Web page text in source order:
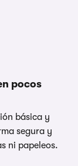
pocos
básica y
segura y
ni papeleos.